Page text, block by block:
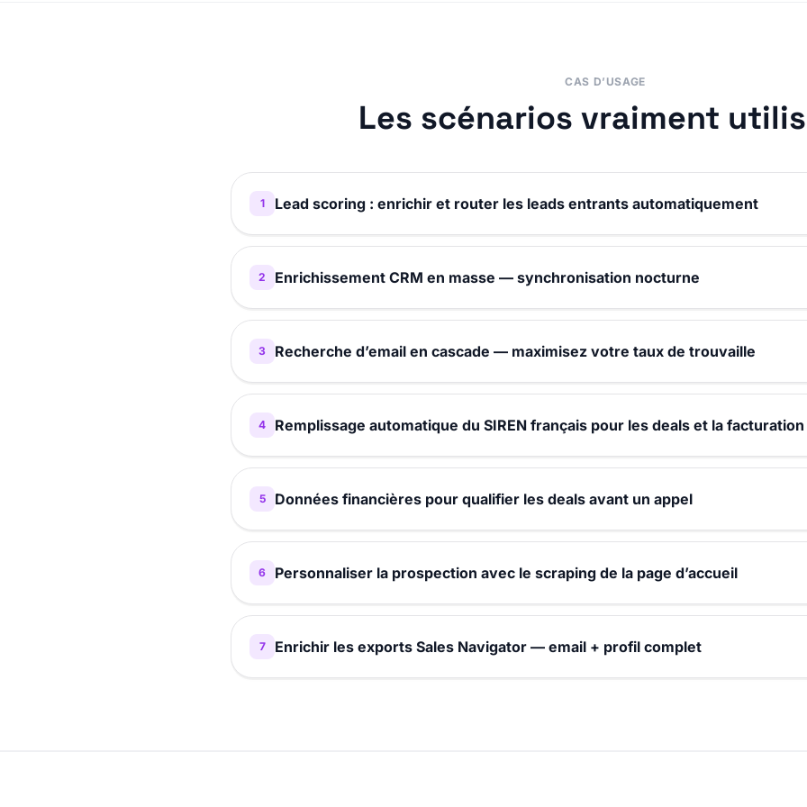
CAS D’USAGE
Les scénarios vraiment
1 Lead scoring : enrichir et router les leads entrants automatiquement
2 Enrichissement CRM en masse — synchronisation nocturne
3 Recherche d’email en cascade — maximisez votre taux de trouvaille
4 Remplissage automatique du SIREN français pour les deals et la facturation
5 Données financières pour qualifier les deals avant un appel
6 Personnaliser la prospection avec le scraping de la page d’accueil
7 Enrichir les exports Sales Navigator — email + profil complet